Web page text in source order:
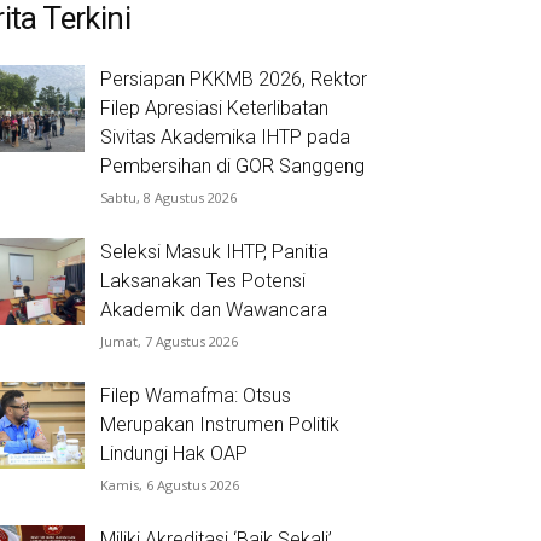
Terkini
Persiapan PKKMB 2026, Rektor
Filep Apresiasi Keterlibatan
Sivitas Akademika IHTP pada
Pembersihan di GOR Sanggeng
Sabtu, 8 Agustus 2026
Seleksi Masuk IHTP, Panitia
Laksanakan Tes Potensi
Akademik dan Wawancara
Jumat, 7 Agustus 2026
Filep Wamafma: Otsus
Merupakan Instrumen Politik
Lindungi Hak OAP
Kamis, 6 Agustus 2026